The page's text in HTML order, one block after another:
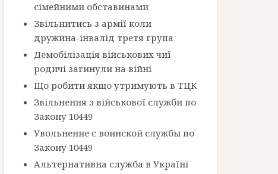
сімейними обставинами
Звільнитись з армії коли
дружина-інвалід третя група
Демобілізація військових чиї
родичі загинули на війні
Що робити якщо утримують в ТЦК
Звільнення з військової служби по
Закону 10449
Увольнение с воинской службы по
Закону 10449
Альтернативна служба в Україні